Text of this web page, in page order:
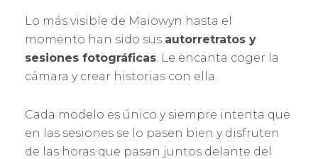
Lo más visible de Maiowyn hasta el
momento han sido sus autorretratos y
sesiones fotográficas . Le encanta coger la
cámara y crear historias con ella.
Cada modelo es único y siempre intenta que
en las sesiones se lo pasen bien y disfruten
de las horas que pasan juntos delante del